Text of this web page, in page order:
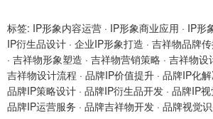
标签: IP形象内容运营 · IP形象商业应用 · IP形
IP衍生品设计 · 企业IP形象打造 · 吉祥物品牌
· 吉祥物形象塑造 · 吉祥物营销策略 · 吉祥物设
吉祥物设计流程 · 品牌IP价值提升 · 品牌IP化
品牌IP策略设计 · 品牌IP衍生品开发 · 品牌IP
品牌IP运营服务 · 品牌吉祥物开发 · 品牌视觉